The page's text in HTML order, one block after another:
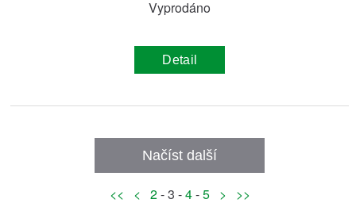
Vyprodáno
Detail
Načíst další
<< < 2- 3 -4-5 >
>>